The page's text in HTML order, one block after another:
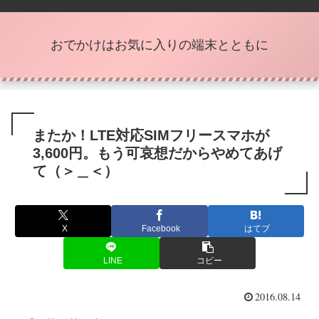
おでかけはお気に入りの端末とともに
またか！LTE対応SIMフリースマホが
3,600円。もう可哀想だからやめてあげ
て（＞＿＜）
X Facebook はてブ
LINE コピー
2016.08.14